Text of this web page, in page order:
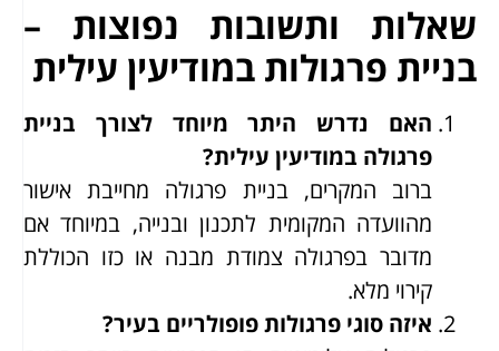
שאלות ותשובות נפוצות –
בניית פרגולות במודיעין עילית
האם נדרש היתר מיוחד לצורך בניית
פרגולה במודיעין עילית?
ברוב המקרים, בניית פרגולה מחייבת אישור
מהוועדה המקומית לתכנון ובנייה, במיוחד אם
מדובר בפרגולה צמודת מבנה או כזו הכוללת
קירוי מלא.
איזה סוגי פרגולות פופולריים בעיר?